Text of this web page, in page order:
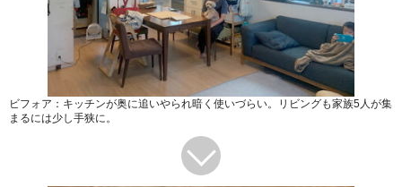
ビフォア：キッチンが奥に追いやられ暗く使いづらい。リビングも家族5人が集
まるには少し手狭に。